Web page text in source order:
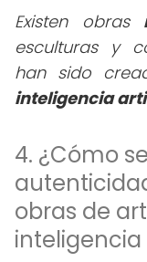
Existen obras
esculturas y
han sido
inteligencia
4. ¿Cómo
obras de